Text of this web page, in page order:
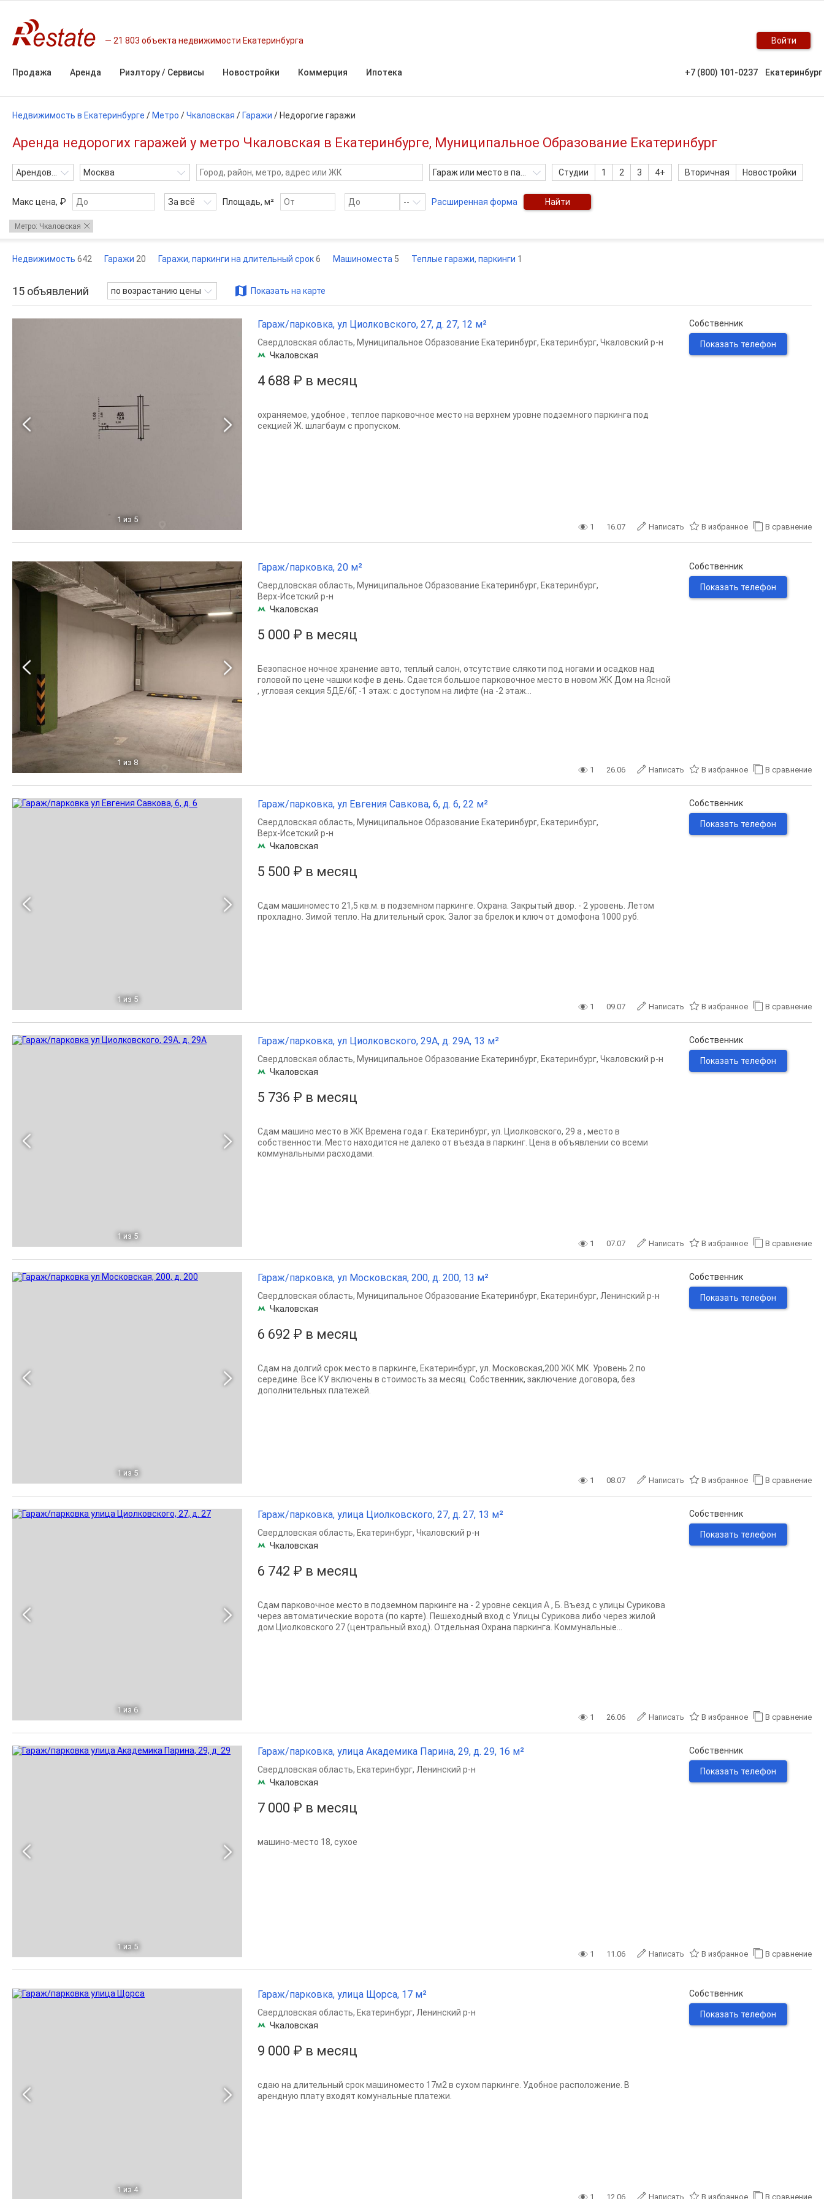
21 803 объекта недвижимости Екатеринбурга Войти
Продажа Аренда Риэлтору / Сервисы Новостройки Коммерция Ипотека +7 (800) 101-0237 Екатеринбург
Недвижимость в Екатеринбурге / Метро /Чкаловская / Гаражи / Недорогие гаражи
Аренда недорогих гаражей у метро Чкаловская в Екатеринбурге, Муниципальное Образование Екатеринбург
Арендовать Москва Гараж или место в паркинге Студии 1 2 3 4+ Вторичная Новостройки
Макс цена, ₽ За всё Площадь, м² -- Расширенная форма Найти
Метро: Чкаловская
Недвижимость 642 Гаражи 20 Гаражи, паркинги на длительный срок6 Машиноместа 5 Теплые гаражи, паркинги 1
15 объявлений по возрастанию цены Показать на карте
1 из 5
Гараж/парковка, ул Циолковского, 27, д. 27, 12 м²
4 688 ₽ в месяц
Свердловская область, Муниципальное Образование Екатеринбург, Екатеринбург, Чкаловский р-н
Чкаловская
охраняемое, удобное , теплое парковочное место на верхнем уровне подземного паркинга под
секцией Ж. шлагбаум с пропуском.
Собственник
Показать телефон
1 16.07 Написать В избранное В сравнение
1 из 8
Гараж/парковка, 20 м²
5 000 ₽ в месяц
Свердловская область, Муниципальное Образование Екатеринбург, Екатеринбург,
Верх-Исетский р-н
Чкаловская
Безопасное ночное хранение авто, теплый салон, отсутствие слякоти под ногами и осадков над
головой по цене чашки кофе в день. Сдается большое парковочное место в новом ЖК Дом на Ясной
, угловая секция 5ДЕ/6Г, -1 этаж: с доступом на лифте (на -2 этаж...
Собственник
Показать телефон
1 26.06 Написать В избранное В сравнение
1 из 5
Гараж/парковка, ул Евгения Савкова, 6, д. 6, 22 м²
5 500 ₽ в месяц
Свердловская область, Муниципальное Образование Екатеринбург, Екатеринбург,
Верх-Исетский р-н
Чкаловская
Сдам машиноместо 21,5 кв.м. в подземном паркинге. Охрана. Закрытый двор. - 2 уровень. Летом
прохладно. Зимой тепло. На длительный срок. Залог за брелок и ключ от домофона 1000 руб.
Собственник
Показать телефон
1 09.07 Написать В избранное В сравнение
1 из 5
Гараж/парковка, ул Циолковского, 29А, д. 29А, 13 м²
5 736 ₽ в месяц
Свердловская область, Муниципальное Образование Екатеринбург, Екатеринбург, Чкаловский р-н
Чкаловская
Сдам машино место в ЖК Времена года г. Екатеринбург, ул. Циолковского, 29 а , место в
собственности. Место находится не далеко от въезда в паркинг. Цена в объявлении со всеми
коммунальными расходами.
Собственник
Показать телефон
1 07.07 Написать В избранное В сравнение
1 из 5
Гараж/парковка, ул Московская, 200, д. 200, 13 м²
6 692 ₽ в месяц
Свердловская область, Муниципальное Образование Екатеринбург, Екатеринбург, Ленинский р-н
Чкаловская
Сдам на долгий срок место в паркинге, Екатеринбург, ул. Московская,200 ЖК МК. Уровень 2 по
середине. Все КУ включены в стоимость за месяц. Собственник, заключение договора, без
дополнительных платежей.
Собственник
Показать телефон
1 08.07 Написать В избранное В сравнение
1 из 6
Гараж/парковка, улица Циолковского, 27, д. 27, 13 м²
6 742 ₽ в месяц
Свердловская область, Екатеринбург, Чкаловский р-н
Чкаловская
Сдам парковочное место в подземном паркинге на - 2 уровне секция А , Б. Въезд с улицы Сурикова
через автоматические ворота (по карте). Пешеходный вход с Улицы Сурикова либо через жилой
дом Циолковского 27 (центральный вход). Отдельная Охрана паркинга. Коммунальные...
Собственник
Показать телефон
1 26.06 Написать В избранное В сравнение
1 из 5
Гараж/парковка, улица Академика Парина, 29, д. 29, 16 м²
7 000 ₽ в месяц
Свердловская область, Екатеринбург, Ленинский р-н
Чкаловская
машино-место 18, сухое
Собственник
Показать телефон
1 11.06 Написать В избранное В сравнение
1 из 4
Гараж/парковка, улица Щорса, 17 м²
9 000 ₽ в месяц
Свердловская область, Екатеринбург, Ленинский р-н
Чкаловская
сдаю на длительный срок машиноместо 17м2 в сухом паркинге. Удобное расположение. В
арендную плату входят комунальные платежи.
Собственник
Показать телефон
1 12.06 Написать В избранное В сравнение